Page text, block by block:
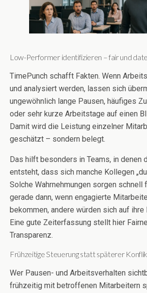
Low-Performer identifizieren – fair und
TimePunch schafft Fakten. Wenn
und analysiert werden, lassen sich
ungewöhnlich lange Pausen, häufiges
oder sehr kurze Arbeitstage auf einen
Damit wird die Leistung einzelner
geschätzt – sondern belegt.
Das hilft besonders in Teams, in denen
entsteht, dass sich manche Kollegen
Solche Wahrnehmungen sorgen schnell
gerade dann, wenn engagierte
bekommen, andere würden sich auf ihre
Eine gute Zeiterfassung stellt hier
Transparenz.
Frühzeitige Steuerung statt späterer
Wer Pausen- und Arbeitsverhalten
frühzeitig mit betroffenen Mitarbeitern